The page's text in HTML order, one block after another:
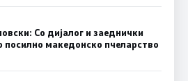
Со дијалог и заеднички
посилно македонско пчеларство